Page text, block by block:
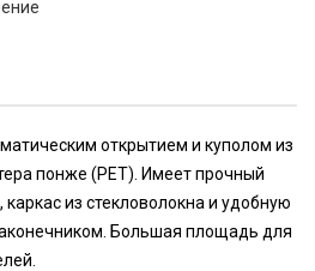
открытием и куполом из
понже (PET). Имеет прочный
из стекловолокна и удобную
Большая площадь для